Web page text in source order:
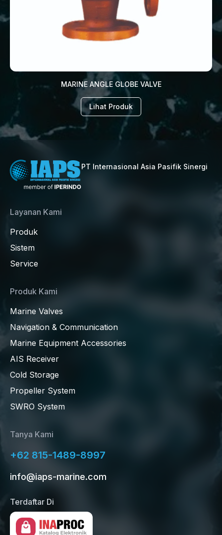
MARINE ANGLE GLOBE VALVE
Lihat Produk
PT Internasional Asia Pasifik Sinergi
Layanan Kami
Produk
Sistem
Service
Produk Kami
Marine Valves
Navigation & Communication
Marine Equipment Accessories
AIS Receiver
Cold Storage
Propeller System
SWRO System
Tanya Kami
+62 815-1489-8997
info@iaps-marine.com
Terdaftar Di